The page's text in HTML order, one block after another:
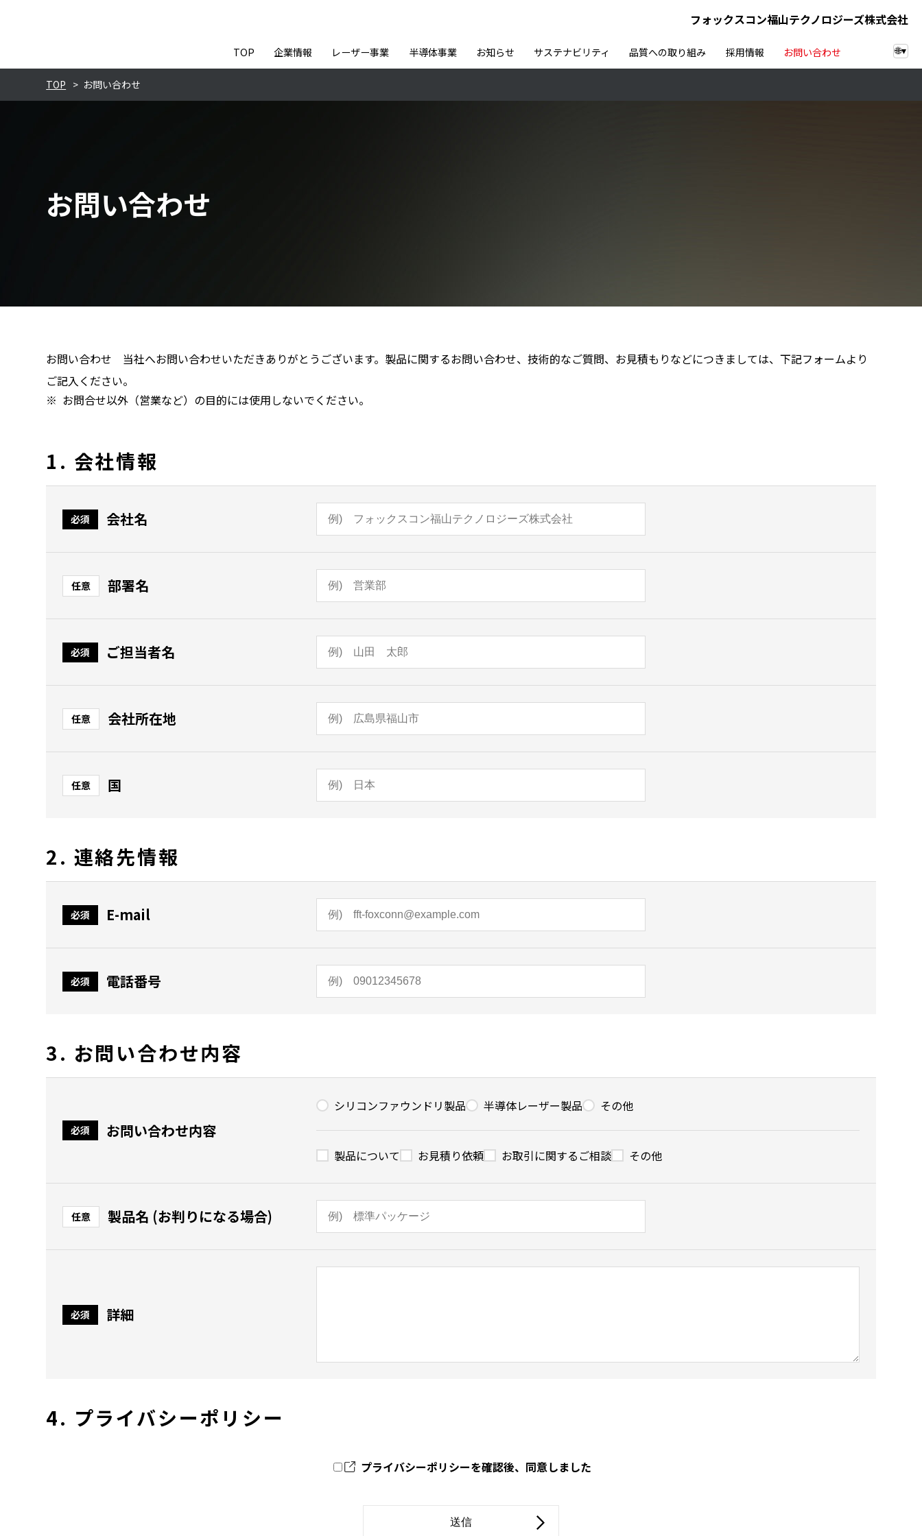
TOP 企業情報 レーザー事業 半導体事業 お知らせ サステナビリティ 品質への取り組み 採用情報 お問い合わせ
フォックスコン福山テクノロジーズ株式会社
🌐▾
TOP > お問い合わせ
お問い合わせ
お問い合わせ 当社へお問い合わせいただきありがとうございます。製品に関するお問い合わせ、技術的なご質問、お見積もりなどにつきましては、下記フォームより
ご記入ください。
お問合せ以外（営業など）の目的には使用しないでください。
1. 会社情報
必須 会社名
任意 部署名
必須 ご担当者名
任意 会社所在地
任意 国
2. 連絡先情報
必須 E-mail
必須 電話番号
3. お問い合わせ内容
必須 お問い合わせ内容
シリコンファウンドリ製品 半導体レーザー製品 その他
製品について お見積り依頼 お取引に関するご相談 その他
任意 製品名 (お判りになる場合)
必須 詳細
4. プライバシーポリシー
プライバシーポリシーを確認後、同意しました